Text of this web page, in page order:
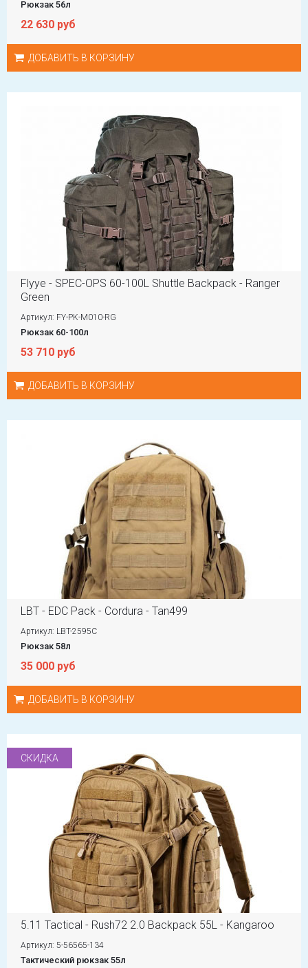
Рюкзак 56л
22 630 руб
ДОБАВИТЬ В КОРЗИНУ
Flyye - SPEC-OPS 60-100L Shuttle Backpack - Ranger
Green
Артикул: FY-PK-M010-RG
Рюкзак 60-100л
53 710 руб
ДОБАВИТЬ В КОРЗИНУ
LBT - EDC Pack - Cordura - Tan499
Артикул: LBT-2595C
Рюкзак 58л
35 000 руб
ДОБАВИТЬ В КОРЗИНУ
СКИДКА
5.11 Tactical - Rush72 2.0 Backpack 55L - Kangaroo
Артикул: 5-56565-134
Тактический рюкзак 55л